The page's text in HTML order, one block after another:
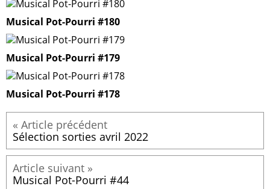
Musical Pot-Pourri #180
Musical Pot-Pourri #179
Musical Pot-Pourri #178
Sélection sorties avril 2022
Musical Pot-Pourri #44